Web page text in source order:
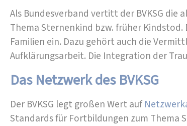
Als Bundesverband vertitt der BVKSG
Thema Sternenkind bzw. früher
Familien ein. Dazu gehört auch die
Aufklärungsarbeit. Die Integration der
Das Netzwerk des BVKSG
Der BVKSG legt großen Wert auf
Standards für Fortbildungen zum Thema